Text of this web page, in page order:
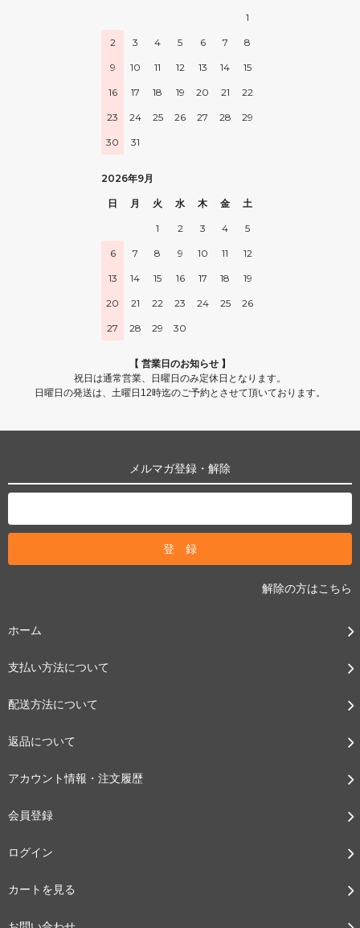
1
2 3 4 5 6 7 8
9 10 11 12 13 14 15
16 17 18 19 20 21 22
23 24 25 26 27 28 29
30 31
2026年9月
日 月 火 水 木 金 土
1 2 3 4 5
6 7 8 9 10 11 12
13 14 15 16 17 18 19
20 21 22 23 24 25 26
27 28 29 30
【 営業日のお知らせ 】
祝日は通常営業、日曜日のみ定休日となります。
日曜日の発送は、土曜日12時迄のご予約とさせて頂いております。
メルマガ登録・解除
解除の方はこちら
ホーム
支払い方法について
配送方法について
返品について
アカウント情報・注文履歴
会員登録
ログイン
カートを見る